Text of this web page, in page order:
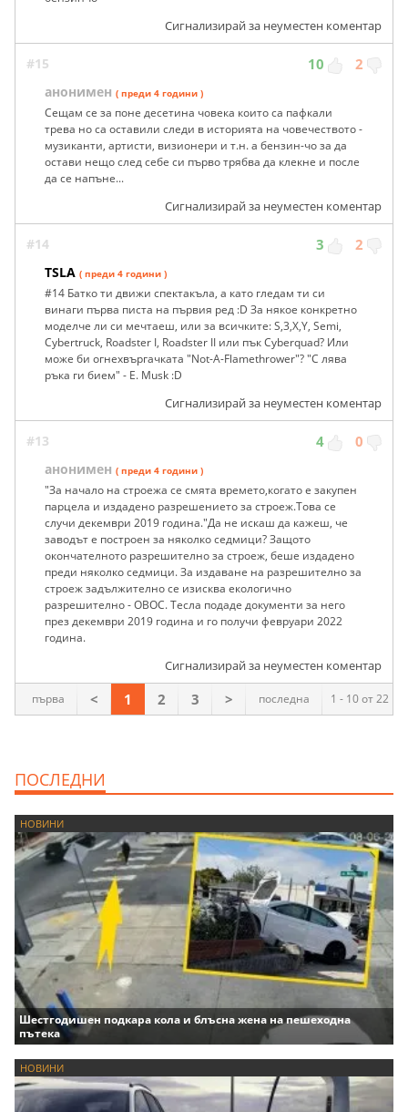
Сигнализирай за неуместен коментар
#15 10 2
анонимен ( преди 4 години )
Сещам се за поне десетина човека които са пафкали
трева но са оставили следи в историята на човечеството -
музиканти, артисти, визионери и т.н. а бензин-чо за да
остави нещо след себе си първо трябва да клекне и после
да се напъне...
Сигнализирай за неуместен коментар
#14 3 2
TSLA ( преди 4 години )
#14 Батко ти движи спектакъла, а като гледам ти си
винаги първа писта на първия ред :D За някое конкретно
моделче ли си мечтаеш, или за всичките: S,3,X,Y, Semi,
Cybertruck, Roadster I, Roadster II или пък Cyberquad? Или
може би огнехвъргачката "Not-A-Flamethrower"? "С лява
ръка ги бием" - E. Musk :D
Сигнализирай за неуместен коментар
#13 4 0
анонимен ( преди 4 години )
"За начало на строежа се смята времето,когато е закупен
парцела и издадено разрешението за строеж.Това се
случи декември 2019 година."Да не искаш да кажеш, че
заводът е построен за няколко седмици? Защото
окончателното разрешително за строеж, беше издадено
преди няколко седмици. За издаване на разрешително за
строеж задължително се изисква екологично
разрешително - ОВОС. Тесла подаде документи за него
през декември 2019 година и го получи февруари 2022
година.
Сигнализирай за неуместен коментар
1 - 10 от 22
първа < 1 2 3 > последна
ПОСЛЕДНИ
НОВИНИ
Шестгодишен подкара кола и блъсна жена на пешеходна
пътека
НОВИНИ